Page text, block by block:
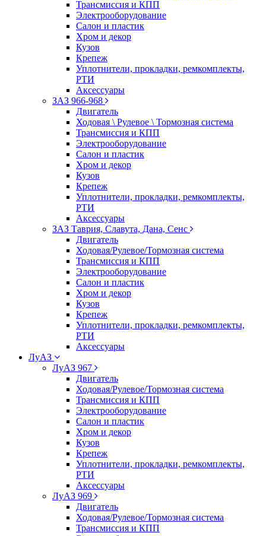
Трансмиссия и КПП
Электрооборудование
Салон и пластик
Хром и декор
Кузов
Крепеж
Уплотнители, прокладки, ремкомплекты,
РТИ
Аксессуары
ЗАЗ 966-968
Двигатель
Ходовая \ Рулевое \ Тормозная система
Трансмиссия и КПП
Электрооборудование
Салон и пластик
Хром и декор
Кузов
Крепеж
Уплотнители, прокладки, ремкомплекты,
РТИ
Аксессуары
ЗАЗ Таврия, Славута, Дана, Сенс
Двигатель
Ходовая/Рулевое/Тормозная система
Трансмиссия и КПП
Электрооборудование
Салон и пластик
Хром и декор
Кузов
Крепеж
Уплотнители, прокладки, ремкомплекты,
РТИ
Аксессуары
ЛуАЗ
ЛуАЗ 967
Двигатель
Ходовая/Рулевое/Тормозная система
Трансмиссия и КПП
Электрооборудование
Салон и пластик
Хром и декор
Кузов
Крепеж
Уплотнители, прокладки, ремкомплекты,
РТИ
Аксессуары
ЛуАЗ 969
Двигатель
Ходовая/Рулевое/Тормозная система
Трансмиссия и КПП